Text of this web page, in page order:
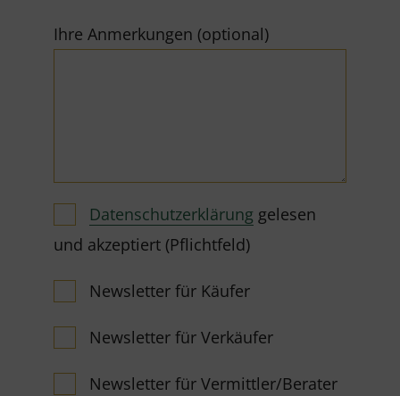
Ihre Anmerkungen (optional)
Datenschutzerklärung gelesen
und akzeptiert (Pflichtfeld)
Newsletter für Käufer
Newsletter für Verkäufer
Newsletter für Vermittler/Berater